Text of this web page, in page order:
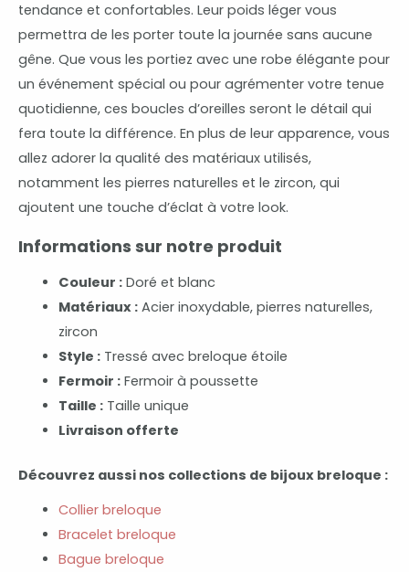
tendance et confortables. Leur poids léger vous
permettra de les porter toute la journée sans aucune
gêne. Que vous les portiez avec une robe élégante pour
un événement spécial ou pour agrémenter votre tenue
quotidienne, ces boucles d’oreilles seront le détail qui
fera toute la différence. En plus de leur apparence, vous
allez adorer la qualité des matériaux utilisés,
notamment les pierres naturelles et le zircon, qui
ajoutent une touche d’éclat à votre look.
Informations sur notre produit
Couleur :Doré et blanc
Matériaux :Acier inoxydable, pierres naturelles,
zircon
Style :Tressé avec breloque étoile
Fermoir :Fermoir à poussette
Taille :Taille unique
Livraison offerte
Découvrez aussi nos collections de bijoux breloque :
Collier breloque
Bracelet breloque
Bague breloque